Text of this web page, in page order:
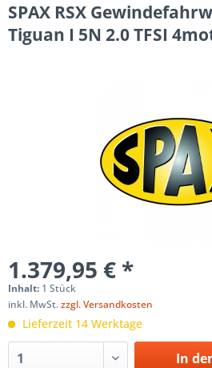
SPAX RSX
Tiguan I 5N 2.0 TFSI
1.379,95 € *
Inhalt: 1 Stück
inkl. MwSt.zzgl. Versandkosten
Lieferzeit 14 Werktage
In